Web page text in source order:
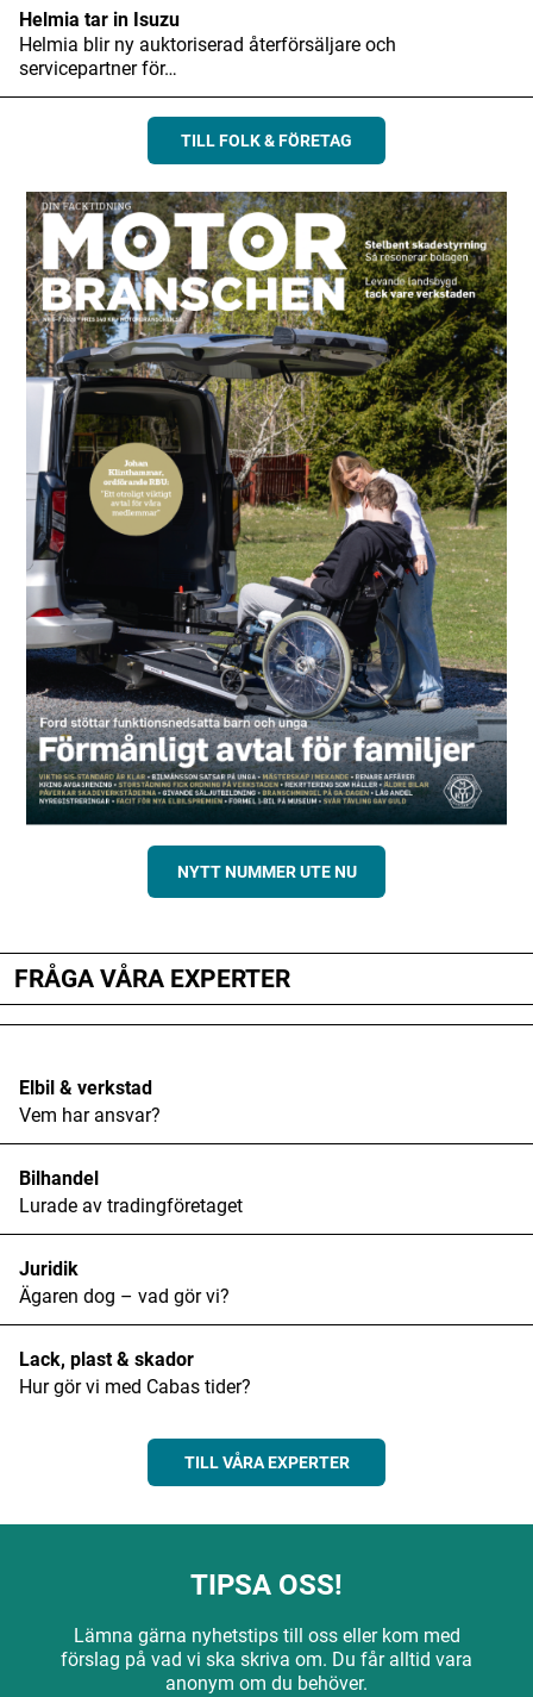
Helmia tar in Isuzu
Helmia blir ny auktoriserad återförsäljare och
servicepartner för…
TILL FOLK & FÖRETAG
NYTT NUMMER UTE NU
FRÅGA VÅRA EXPERTER
Elbil & verkstad
Vem har ansvar?
Bilhandel
Lurade av tradingföretaget
Juridik
Ägaren dog – vad gör vi?
Lack, plast & skador
Hur gör vi med Cabas tider?
TILL VÅRA EXPERTER
TIPSA OSS!
Lämna gärna nyhetstips till oss eller kom med
förslag på vad vi ska skriva om. Du får alltid vara
anonym om du behöver.